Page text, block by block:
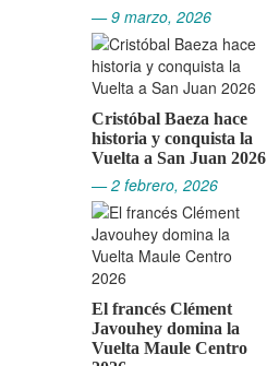
— 9 marzo, 2026
Cristóbal Baeza hace
historia y conquista la
Vuelta a San Juan 2026
— 2 febrero, 2026
El francés Clément
Javouhey domina la
Vuelta Maule Centro